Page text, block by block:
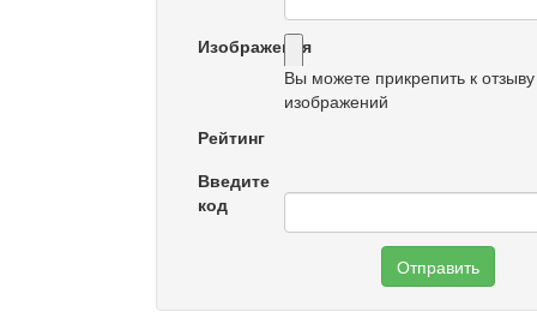
Изображения
Вы можете прикрепить к
изображений
Рейтинг
Введите
код
Отправить